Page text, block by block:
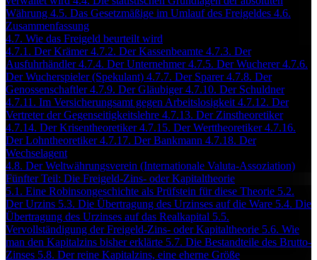
Währung 4.5. Das Gesetzmäßige im Umlauf des Freigeldes 4.6.
Zusammenfassung
4.7. Wie das Freigeld beurteilt wird
4.7.1. Der Krämer4.7.2. Der Kassenbeamte 4.7.3. Der
Ausfuhrhändler4.7.4. Der Unternehmer4.7.5. Der Wucherer4.7.6.
Der Wucherspieler (Spekulant) 4.7.7. Der Sparer4.7.8. Der
Genossenschaftler4.7.9. Der Gläubiger4.7.10. Der Schuldner
4.7.11. Im Versicherungsamt gegen Arbeitslosigkeit 4.7.12. Der
Vertreter der Gegenseitigkeitslehre 4.7.13. Der Zinstheoretiker
4.7.14. Der Krisentheoretiker4.7.15. Der Werttheoretiker4.7.16.
Der Lohntheoretiker4.7.17. Der Bankmann 4.7.18. Der
Wechselagent
4.8. Der Weltwährungsverein (Internationale Valuta-Assoziation)
Fünfter Teil: Die Freigeld-Zins- oder Kapitaltheorie
5.1. Eine Robinsongeschichte als Prüfstein für diese Theorie 5.2.
Der Urzins 5.3. Die Übertragung des Urzinses auf die Ware 5.4. Die
Übertragung des Urzinses auf das Realkapital 5.5.
Vervollständigung der Freigeld-Zins- oder Kapitaltheorie 5.6. Wie
man den Kapitalzins bisher erklärte 5.7. Die Bestandteile des Brutto-
Zinses 5.8. Der reine Kapitalzins, eine eherne Größe